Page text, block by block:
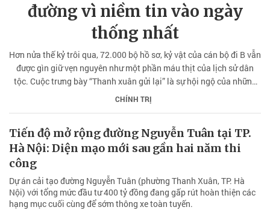
đường vì niềm tin vào ngày
thống nhất
Hơn nửa thế kỷ trôi qua, 72.000 bộ hồ sơ, kỷ vật của cán bộ đi B vẫn
được gìn giữ vẹn nguyên như một phần máu thịt của lịch sử dân
tộc. Cuộc trưng bày “Thanh xuân gửi lại” là sự hội ngộ của những
chứng nhân và chứng tích, đồng thời là nhịp cầu nối liền các thế hệ,
lan tỏa lý tưởng sống cống hiến cao đẹp vì quê hương.
CHÍNH TRỊ
Tiến độ mở rộng đường Nguyễn Tuân tại TP.
Hà Nội: Diện mạo mới sau gần hai năm thi
công
Dự án cải tạo đường Nguyễn Tuân (phường Thanh Xuân, TP. Hà
Nội) với tổng mức đầu tư 400 tỷ đồng đang gấp rút hoàn thiện các
hạng mục cuối cùng để sớm thông xe toàn tuyến.